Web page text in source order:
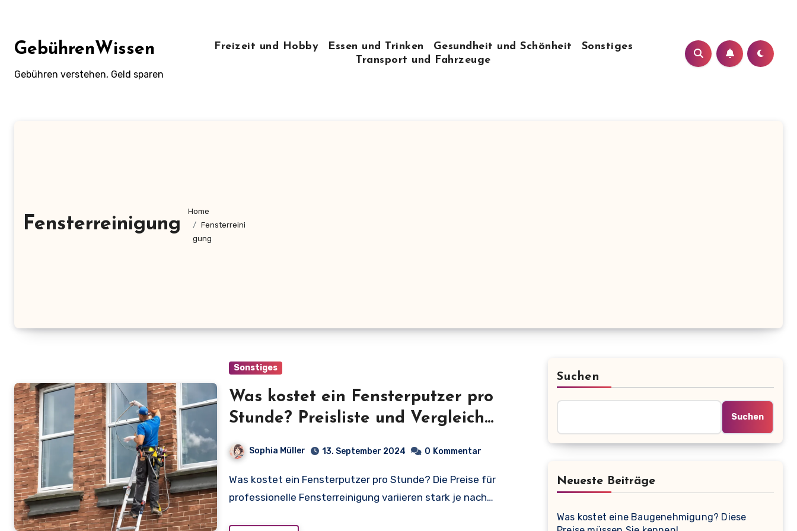
springen
GebührenWissen
Gebühren verstehen, Geld sparen
Freizeit und Hobby Essen und Trinken Gesundheit und Schönheit
Sonstiges
Transport und Fahrzeuge
Fensterreinigung
Home
Fensterreini
gung
Sonstiges
Was kostet ein Fensterputzer pro
Stunde? Preisliste und Vergleich
für 2023
Sophia Müller 13. September 2024 0 Kommentar
Was kostet ein Fensterputzer pro Stunde? Die Preise für
professionelle Fensterreinigung variieren stark je nach…
Suchen
Suchen
Neueste Beiträge
Was kostet eine Baugenehmigung? Diese